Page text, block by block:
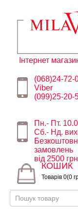
Інтернет
(068)24-72-
Viber
(099)25-20-
Пн.- Пт.
Сб.- Нд.
замовлень
від 2500
КОШИК
Товарів 0(0